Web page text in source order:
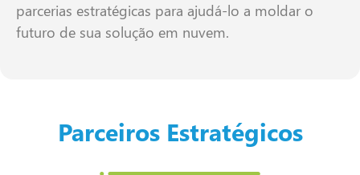
parcerias estratégicas para ajudá-lo a moldar o
futuro de sua solução em nuvem.
Parceiros Estratégicos